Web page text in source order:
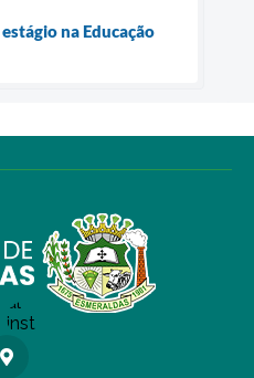
na Educação